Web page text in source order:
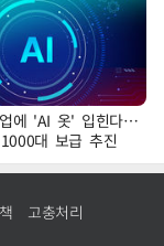
에 'AI 옷' 입힌다…
대 보급 추진
고충처리